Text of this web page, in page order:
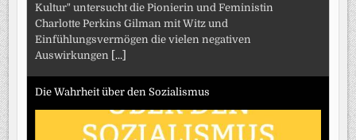
Kultur" untersucht die Pionierin und Feministin
Charlotte Perkins Gilman mit Witz und
Einfühlungsvermögen die vielen negativen
Auswirkungen [...]
Die Wahrheit über den Sozialismus